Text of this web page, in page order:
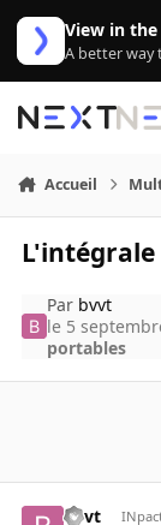
Aller au contenu
View in
A better way
Accueil
L'intégrale
Par bvvt
le 5
portables
bvvt